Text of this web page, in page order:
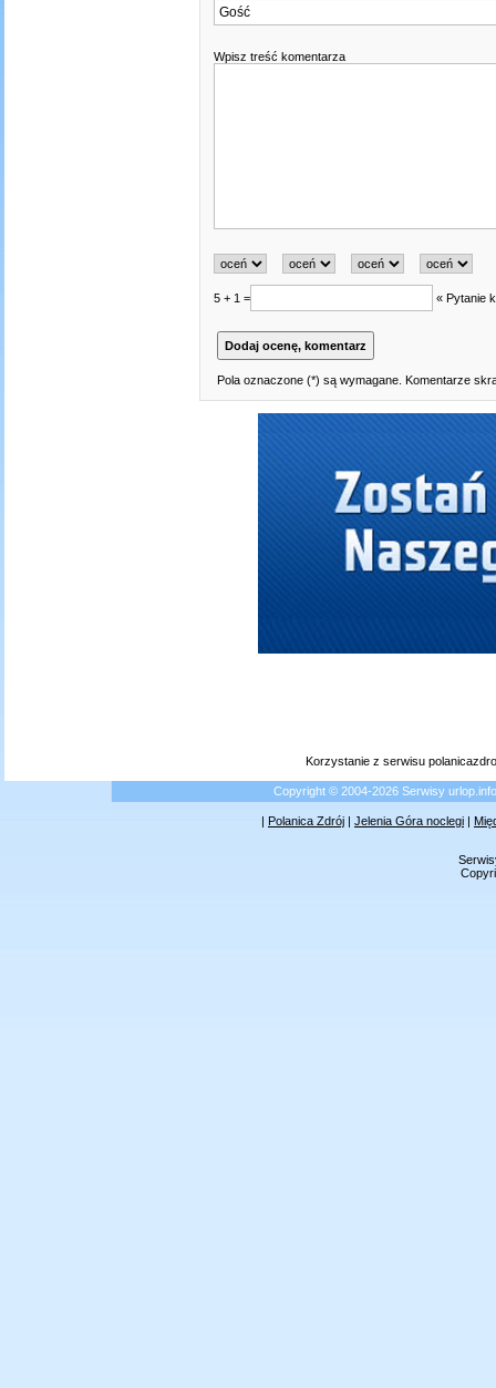
Wpisz treść komentarza
5 + 1 = « Pytanie
Pola oznaczone (*) są wymagane. Komentarze
Korzystanie z serwisu
Copyright © 2004-2026 Serwisy
| Polanica Zdrój | Jelenia Góra noclegi |